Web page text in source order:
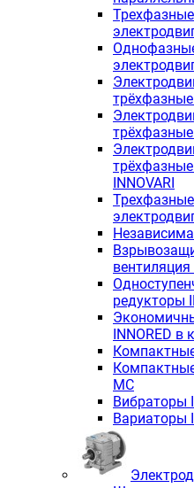
трёхфазные
трёхфазные
INNOVARI
вентиляция
редукторы
INNORED
MC
Вибраторы
Вариаторы